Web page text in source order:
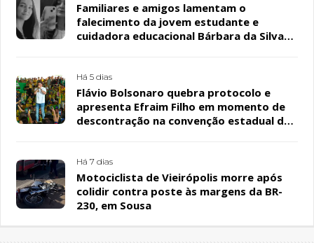
Familiares e amigos lamentam o
falecimento da jovem estudante e
cuidadora educacional Bárbara da Silva
Há 5 dias
Flávio Bolsonaro quebra protocolo e
apresenta Efraim Filho em momento de
descontração na convenção estadual do
Há 7 dias
Motociclista de Vieirópolis morre após
colidir contra poste às margens da BR-
230, em Sousa